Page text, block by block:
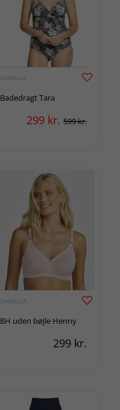
DAMELLA
Badedragt Tara
299 kr. 599 kr.
DAMELLA
BH uden bøjle Henny
299 kr.